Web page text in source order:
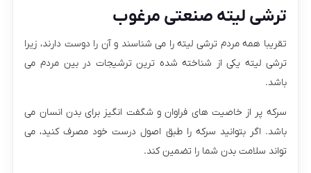
ترشی لیته صنعتی مرغوب
تقریبا همه مردم ترشی لیته را می شناسند و آن را دوست دارند، زیرا
ترشی لیته یکی از شناخته شده ترین ترشیجات در بین مردم می
باشد.
سرکه پر از خاصیت های فراوان و شگفت انگیز برای بدن انسان می
باشد. اگر بتوانید سرکه را طبق اصول درست خود مصرف کنید، می
تواند سلامت بدن شما را تضمین کند.